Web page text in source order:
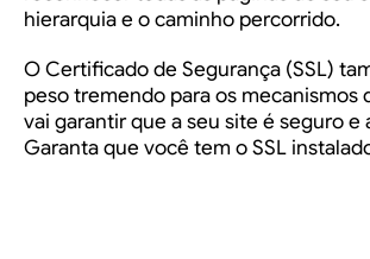
hierarquia e o caminho percorrido.
O Certificado de Segurança (SSL)
peso tremendo para os mecanismos
vai garantir que a seu site é seguro e
Garanta que você tem o SSL